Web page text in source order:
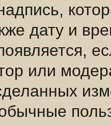
дату и
или